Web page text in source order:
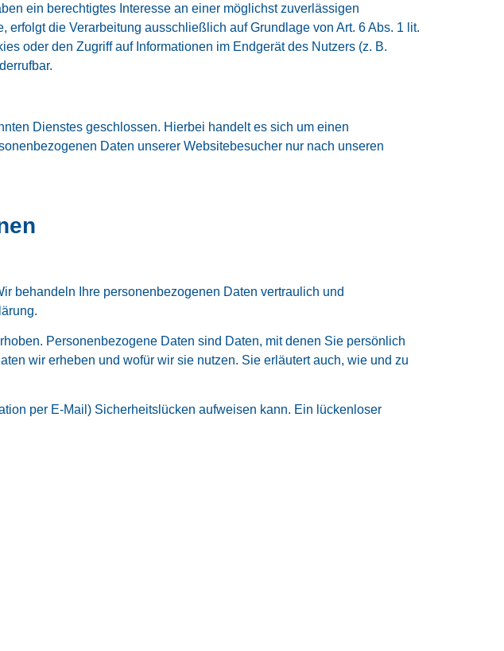
ein berechtigtes Interesse an einer möglichst zuverlässigen
die Verarbeitung ausschließlich auf Grundlage von Art. 6 Abs. 1 lit.
oder den Zugriff auf Informationen im Endgerät des Nutzers (z. B.
Dienstes geschlossen. Hierbei handelt es sich um einen
Daten unserer Websitebesucher nur nach unseren
behandeln Ihre personenbezogenen Daten vertraulich und
Personenbezogene Daten sind Daten, mit denen Sie persönlich
wir erheben und wofür wir sie nutzen. Sie erläutert auch, wie und zu
per E-Mail) Sicherheitslücken aufweisen kann. Ein lückenloser